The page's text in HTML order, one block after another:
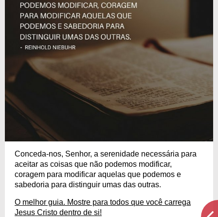
Conceda-nos, Senhor, a serenidade necessária para
aceitar as coisas que não podemos modificar,
coragem para modificar aquelas que podemos e
sabedoria para distinguir umas das outras.
O melhor guia. Mostre para todos que você carrega
Jesus Cristo dentro de si!